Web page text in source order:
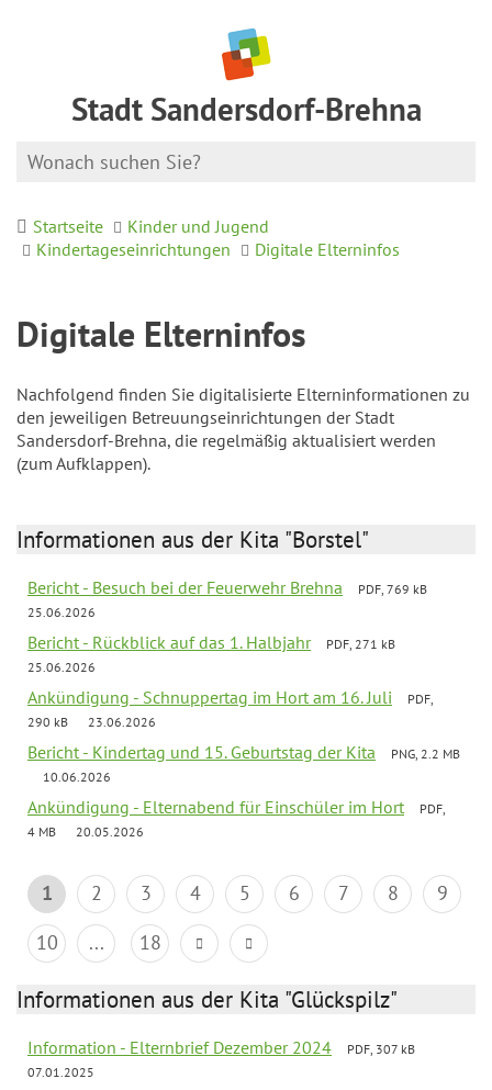
Stadt Sandersdorf-Brehna
Startseite
Kinder und Jugend
Kindertageseinrichtungen
Digitale Elterninfos
Digitale Elterninfos
Nachfolgend finden Sie digitalisierte Elterninformationen zu
den jeweiligen Betreuungseinrichtungen der Stadt
Sandersdorf-Brehna, die regelmäßig aktualisiert werden
(zum Aufklappen).
Informationen aus der Kita "Borstel"
Bericht - Besuch bei der Feuerwehr Brehna
PDF, 769 kB
25.06.2026
Bericht - Rückblick auf das 1. Halbjahr
PDF, 271 kB
25.06.2026
Ankündigung - Schnuppertag im Hort am 16. Juli
PDF,
290 kB
23.06.2026
Bericht - Kindertag und 15. Geburtstag der Kita
PNG, 2.2 MB
10.06.2026
Ankündigung - Elternabend für Einschüler im Hort
PDF,
4 MB
20.05.2026
1 2 3 4 5 6 7 8
9
10
... 18
Informationen aus der Kita "Glückspilz"
Information - Elternbrief Dezember 2024
PDF, 307 kB
07.01.2025